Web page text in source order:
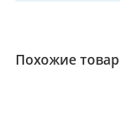
Похожие